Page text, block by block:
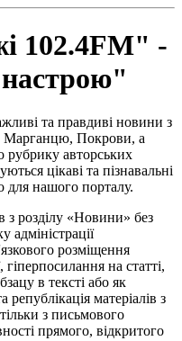
102.4FM" -
та правдиві новини з
Марганцю, Покрови, а
рубрику авторських
цікаві та пізнавальні
для нашого порталу.
з розділу «Новини» без
адміністрації
розміщення
гіперпосилання на статті,
в тексті або як
матеріалів з
з письмового
прямого, відкритого